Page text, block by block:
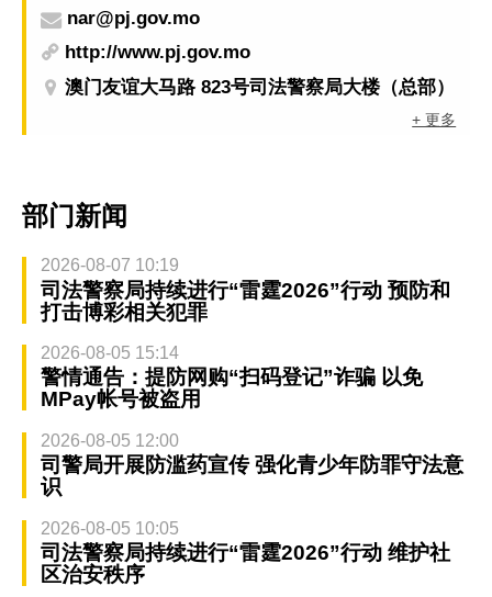
nar@pj.gov.mo
http://www.pj.gov.mo
澳门友谊大马路 823号司法警察局大楼（总部）
+ 更多
部门新闻
2026-08-07 10:19
司法警察局持续进行“雷霆2026”行动 预防和
打击博彩相关犯罪
2026-08-05 15:14
警情通告：提防网购“扫码登记”诈骗 以免
MPay帐号被盗用
2026-08-05 12:00
司警局开展防滥药宣传 强化青少年防罪守法意
识
2026-08-05 10:05
司法警察局持续进行“雷霆2026”行动 维护社
区治安秩序